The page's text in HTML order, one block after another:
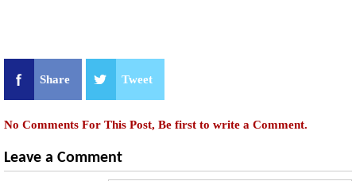
Share Tweet
No Comments For This Post, Be first to write a Comment.
Leave a Comment